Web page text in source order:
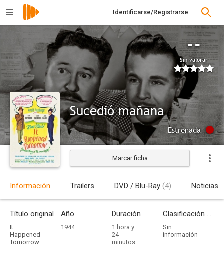
Identificarse/Registrarse
--
Sin valorar
Sucedió mañana
Estrenada
Marcar ficha
Información Trailers DVD / Blu-Ray (4) Noticias
Título original
It
Happened
Tomorrow
Año
1944
Duración
1 hora y
24
minutos
Clasificación por edades
Sin
información